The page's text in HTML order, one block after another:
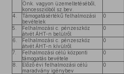
Önk. vagyon üzemeltetéséből,
koncesszióból sz.bev.
4.
Támogatásértékű felhalmozási
bevételek
0
5.
Felhalmozási c. pénzeszköz
átvét ÁHT-n belülről
0
6.
Felhalmozási c. pénzeszköz
átvét ÁHT-n kívülről
0
7.
Felhalmozási célú központi
támogatás bevétele
0
8.
Előző évi felhalmozási célú
maradvány igénybev
0